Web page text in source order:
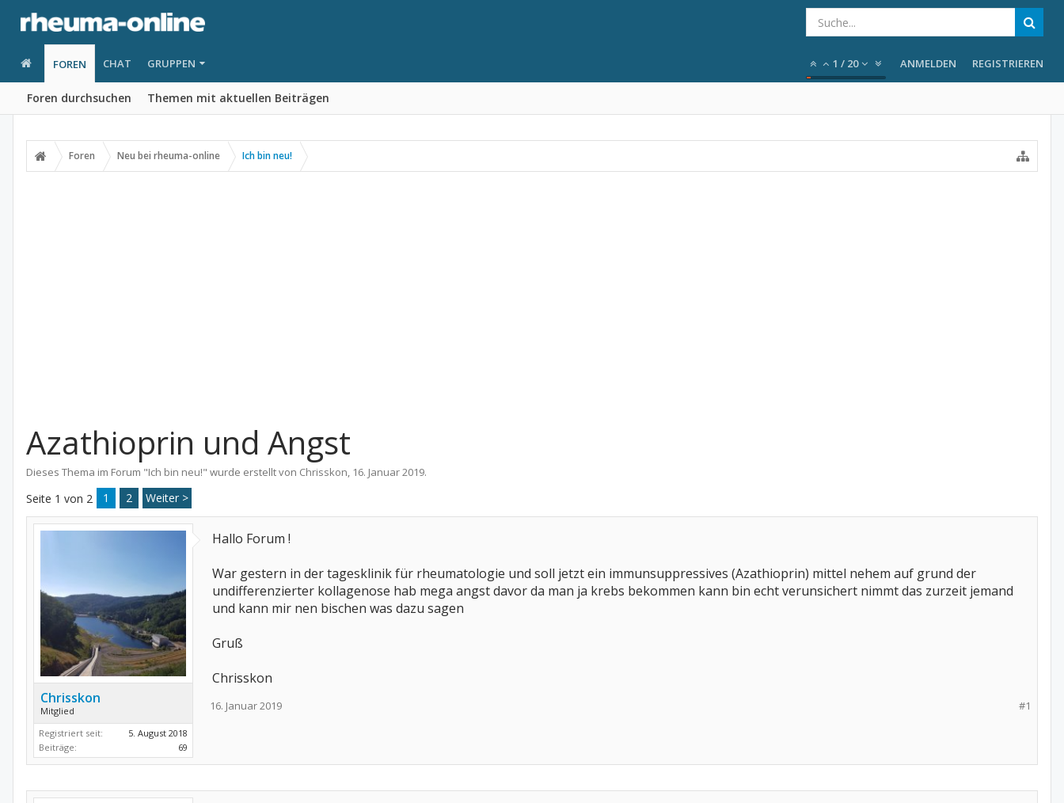
FOREN
Foren durchsuchen Themen mit aktuellen Beiträgen
CHAT GRUPPEN 1 / 20 ANMELDEN REGISTRIEREN
Foren Neu bei rheuma-online Ich bin neu!
Azathioprin und Angst
Dieses Thema im Forum "Ich bin neu!" wurde erstellt von Chrisskon, 16. Januar 2019.
Seite 1 von 2 1 2 Weiter >
Chrisskon
Mitglied
Registriert seit:
5. August 2018
Beiträge:
69
Hallo Forum !
War gestern in der tagesklinik für rheumatologie und soll jetzt ein immunsuppressives (Azathioprin) mittel nehem auf grund der
undifferenzierter kollagenose hab mega angst davor da man ja krebs bekommen kann bin echt verunsichert nimmt das zurzeit jemand
und kann mir nen bischen was dazu sagen
Gruß
Chrisskon
#1
16. Januar 2019